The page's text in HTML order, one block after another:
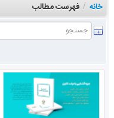
خانه / فهرست مطالب